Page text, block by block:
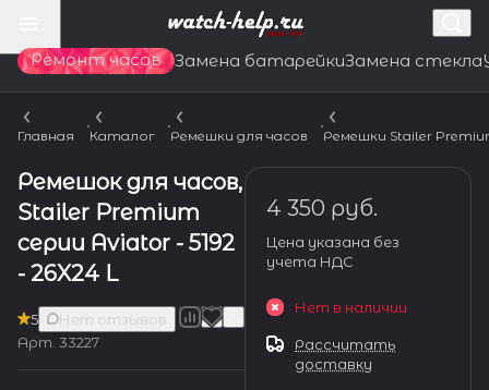
Ремонт часов Замена батарейкиЗамена стекла
Главная Каталог Ремешки для часов Ремешки Stailer
Ремешок для часов,
Stailer Premium
серии Aviator - 5192
- 26X24 L
5
Нет отзывов
Арт. 33227
4 350 руб.
Цена указана без
учета НДС
Нет в наличии
Рассчитать
доставку